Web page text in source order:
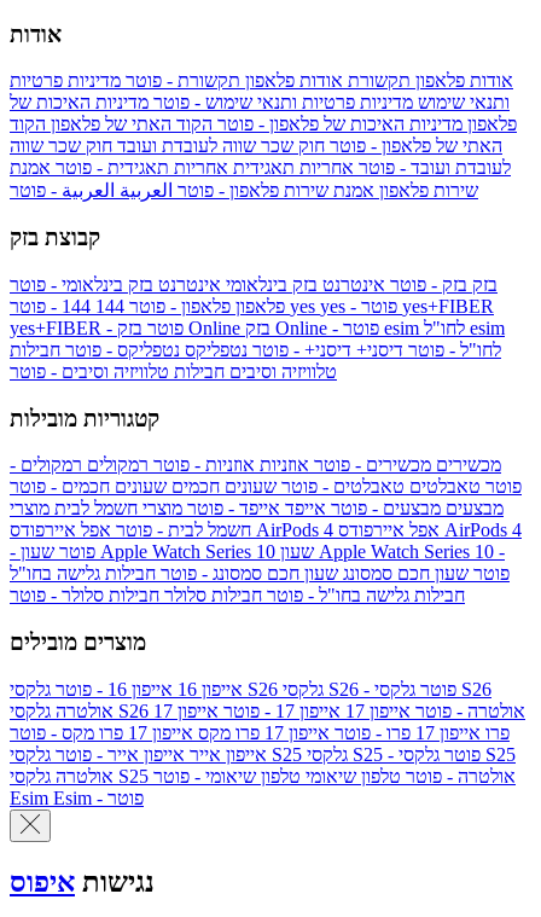
אודות
אודות פלאפון תקשורת אודות פלאפון תקשורת - פוטר מדיניות פרטיות
ותנאי שימוש מדיניות פרטיות ותנאי שימוש - פוטר מדיניות האיכות של
פלאפון מדיניות האיכות של פלאפון - פוטר הקוד האתי של פלאפון הקוד
האתי של פלאפון - פוטר חוק שכר שווה לעובדת ועובד חוק שכר שווה
לעובדת ועובד - פוטר אחריות תאגידית אחריות תאגידית - פוטר אמנת
שירות פלאפון אמנת שירות פלאפון - פוטר العربية العربية - פוטר
קבוצת בזק
בזק בזק - פוטר אינטרנט בזק בינלאומי אינטרנט בזק בינלאומי - פוטר
פלאפון פלאפון - פוטר 144 yes
yes+FIBER
yes+FIBER - פוטר בזק Online
esim
לחו"ל - פוטר דיסני+ דיסני+ - פוטר נטפליקס נטפליקס - פוטר חבילות
טלוויזיה וסיבים חבילות טלוויזיה וסיבים - פוטר
קטגוריות מובילות
מכשירים מכשירים - פוטר אוזניות אוזניות - פוטר רמקולים רמקולים -
פוטר טאבלטים טאבלטים - פוטר שעונים חכמים שעונים חכמים - פוטר
מבצעים מבצעים - פוטר אייפד אייפד - פוטר מוצרי חשמל לבית מוצרי
חשמל לבית - פוטר אפל איירפודס AirPods 4 אפל איירפודס AirPods 4
- פוטר שעון Apple Watch Series 10 שעון Apple Watch Series 10 -
פוטר שעון חכם סמסונג שעון חכם סמסונג - פוטר חבילות גלישה בחו"ל
חבילות גלישה בחו"ל - פוטר חבילות סלולר חבילות סלולר - פוטר
מוצרים מובילים
אייפון 16 אייפון 16 - פוטר גלקסי S26 גלקסי S26 - פוטר גלקסי S26
אולטרה
גלקסי S26 אולטרה - פוטר אייפון 17 אייפון 17 - פוטר
אייפון 17
פרו אייפון 17 פרו - פוטר אייפון 17 פרו מקס
אייפון 17 פרו מקס - פוטר
אייפון אייר אייפון אייר - פוטר גלקסי S25 גלקסי S25 - פוטר גלקסי S25
אולטרה
גלקסי S25 אולטרה - פוטר טלפון שיאומי טלפון שיאומי - פוטר
Esim
Esim - פוטר
נגישות איפוס